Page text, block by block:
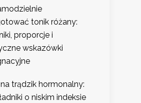
tonik różany:
proporcje i
wskazówki
trądzik hormonalny:
o niskim indeksie